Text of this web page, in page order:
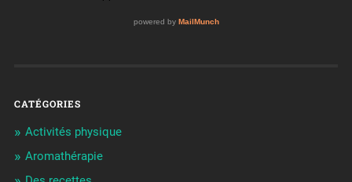
CATÉGORIES
Activités physique
Aromathérapie